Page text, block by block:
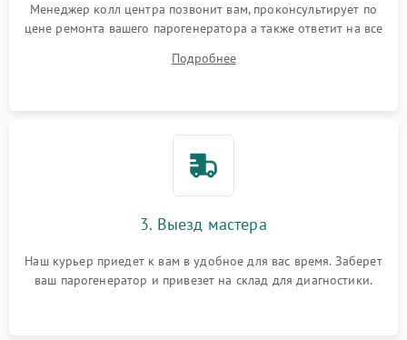
Менеджер колл центра позвонит вам, проконсультирует по
цене ремонта вашего парогенератора а также ответит на все
Подробнее
3. Выезд мастера
Наш курьер приедет к вам в удобное для вас время. Заберет
ваш парогенератор и привезет на склад для диагностики.